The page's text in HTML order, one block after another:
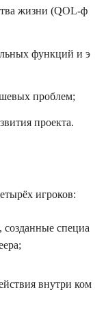
жизни (QOL‑ф
функций и э
проблем;
проекта.
игроков:
специа
внутри ком